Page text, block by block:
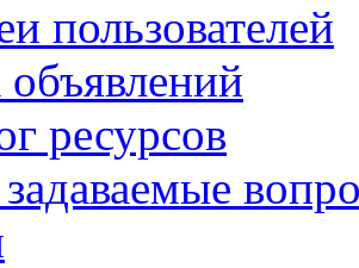
пользователей
ресурсов